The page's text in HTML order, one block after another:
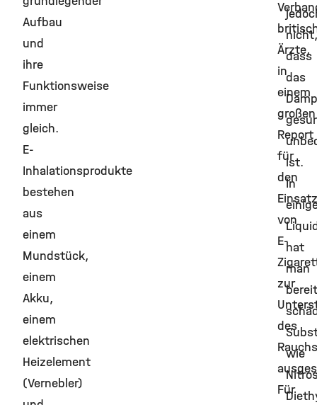
Aufbau
und
ihre
Funktionsweise
immer
gleich.
E-
Inhalationsprodukte
bestehen
aus
einem
Mundstück,
einem
Akku,
einem
elektrischen
Heizelement
(Vernebler)
Ärzte,
in
einem
großen
Report
für
den
Einsatz
von
E-
zur
des
Für
nicht,
dass
das
ist.
In
hat
man
wie